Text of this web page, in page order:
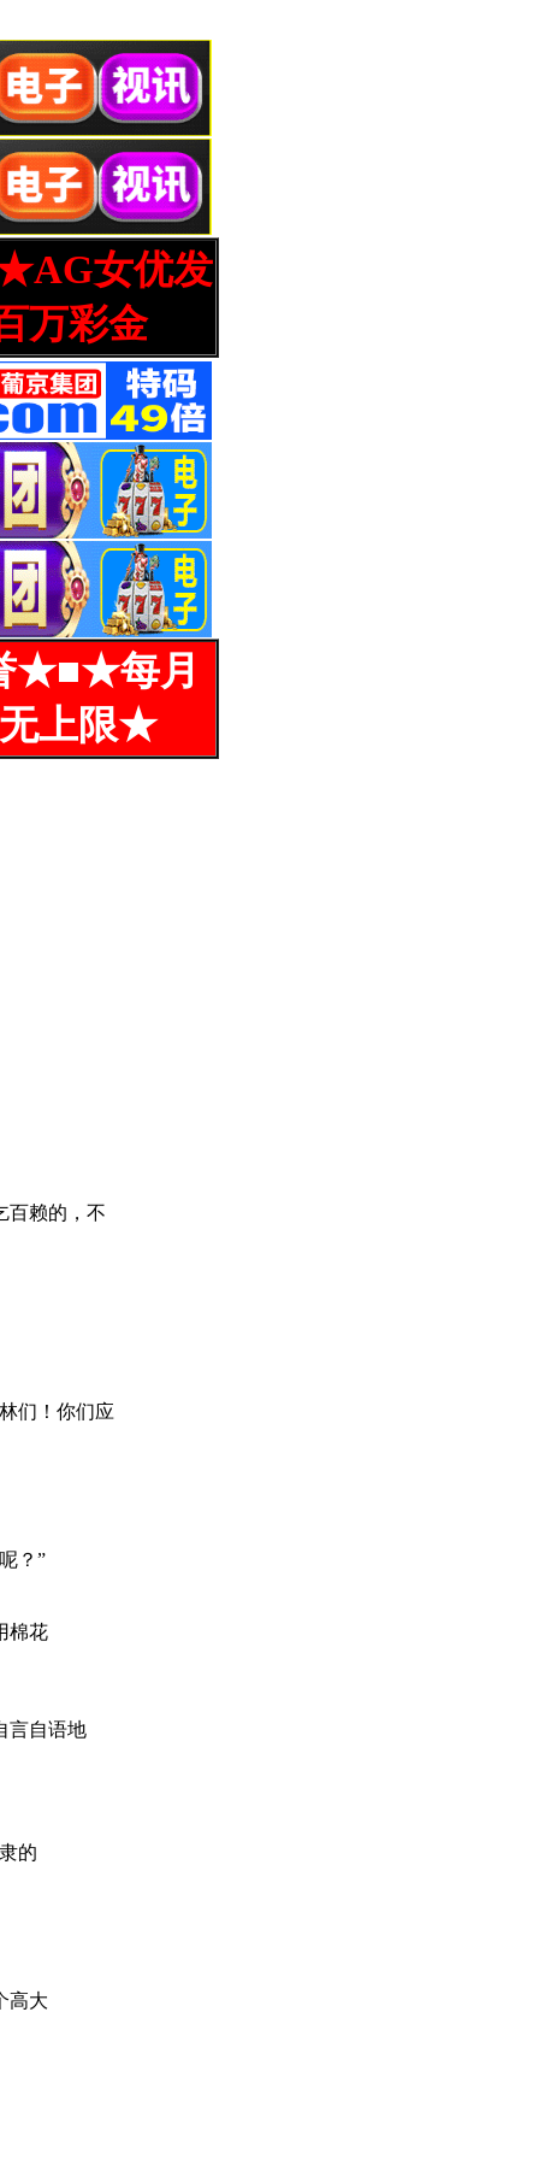
女优发
万彩金
★■★每月
上限★
百赖的，不
们！你们应
？”
棉花
言自语地
的
高大